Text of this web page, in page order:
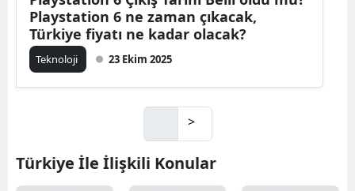
Playstation 6 ne zaman çıkacak,
Türkiye fiyatı ne kadar olacak?
Teknoloji 23 Ekim 2025
>
Türkiye İle İlişkili Konular